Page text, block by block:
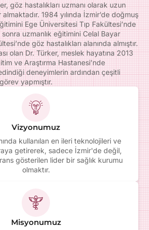
göz hastalıkları uzmanı olarak uzun
1984 yılında İzmir’de doğmuş
Ege Üniversitesi Tıp Fakültesi’nde
sonra uzmanlık eğitimini Celal Bayar
göz hastalıkları alanında almıştır.
olan Dr. Türker, meslek hayatına 2013
ve Araştırma Hastanesi’nde
deneyimlerin ardından çeşitli
yapmıştır.
Vizyonumuz
kullanılan en ileri teknolojileri ve
getirerek, sadece İzmir'de değil,
gösterilen lider bir sağlık kurumu
olmaktır.
Misyonumuz